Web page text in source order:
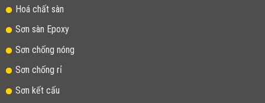
Hoá chất sàn
Sơn sàn Epoxy
Sơn chống nóng
Sơn chống rỉ
Sơn kết cấu